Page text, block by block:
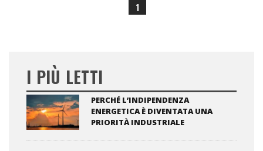
1
I PIÙ LETTI
PERCHÉ L’INDIPENDENZA
ENERGETICA È DIVENTATA UNA
PRIORITÀ INDUSTRIALE